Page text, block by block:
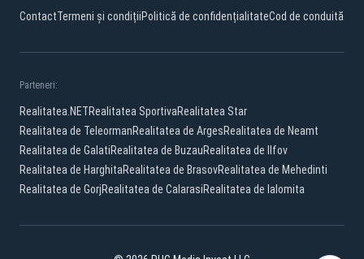
ContactTermeni și condițiiPolitică de confidențialitateCod de conduită
Parteneri:
Realitatea.NETRealitatea SportivaRealitatea Star
Realitatea de TeleormanRealitatea de ArgesRealitatea de Neamt
Realitatea de GalatiRealitatea de BuzauRealitatea de Ilfov
Realitatea de HarghitaRealitatea de BrasovRealitatea de Mehedinti
Realitatea de GorjRealitatea de CalarasiRealitatea de Ialomita